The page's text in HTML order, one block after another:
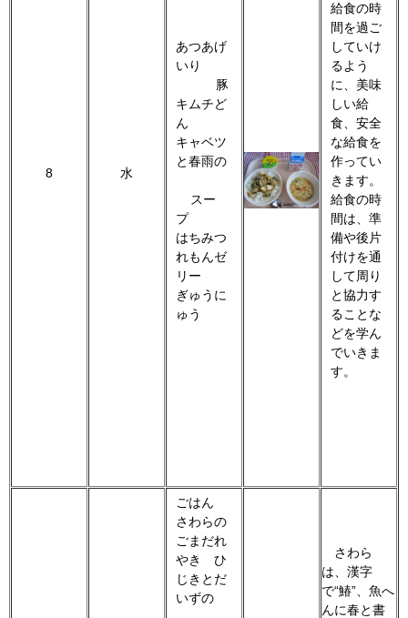
8 水
あつあげ
いり
豚
キムチど
ん
キャベツ
と春雨の
スー
プ
はちみつ
れもんゼ
リー
ぎゅうに
ゅう
給食の時
間を過ご
していけ
るよう
に、美味
しい給
食、安全
な給食を
作ってい
きます。
給食の時
間は、準
備や後片
付けを通
して周り
と協力す
ることな
どを学ん
でいきま
す。
ごはん
さわらの
ごまだれ
やき ひ
じきとだ
いずの
さわら
は、漢字
で“鰆”、魚へ
んに春と書